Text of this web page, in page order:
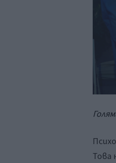
Това